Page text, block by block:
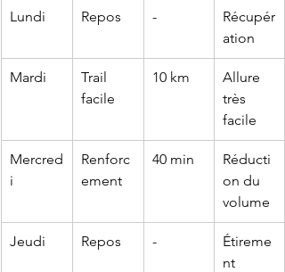
Lundi Repos -
Récupér
ation
Mardi
Trail
facile
10 km
Allure
très
facile
Mercred
i
Renforc
ement
40 min
Réducti
on du
volume
Jeudi Repos -
Étireme
nt